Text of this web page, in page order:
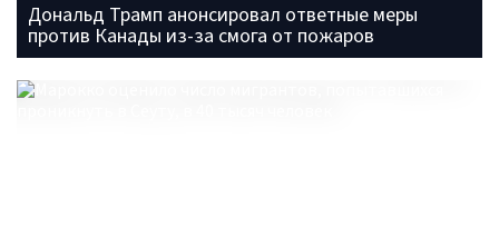
Дональд Трамп анонсировал ответные меры
против Канады из-за смога от пожаров